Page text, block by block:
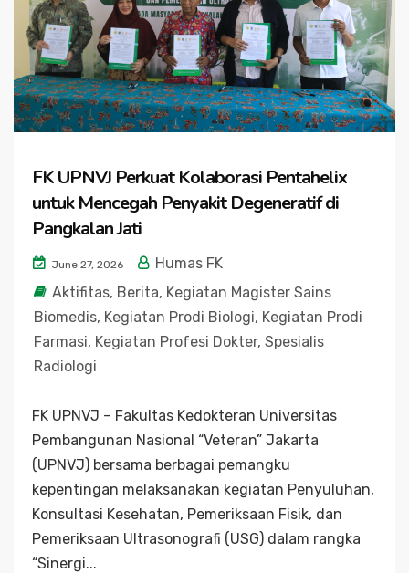
FK UPNVJ Perkuat Kolaborasi Pentahelix
untuk Mencegah Penyakit Degeneratif di
Pangkalan Jati
June 27, 2026
Humas FK
Aktifitas, Berita, Kegiatan Magister Sains
Biomedis, Kegiatan Prodi Biologi, Kegiatan Prodi
Farmasi, Kegiatan Profesi Dokter, Spesialis
Radiologi
FK UPNVJ – Fakultas Kedokteran Universitas
Pembangunan Nasional “Veteran” Jakarta
(UPNVJ) bersama berbagai pemangku
kepentingan melaksanakan kegiatan Penyuluhan,
Konsultasi Kesehatan, Pemeriksaan Fisik, dan
Pemeriksaan Ultrasonografi (USG) dalam rangka
“Sinergi...